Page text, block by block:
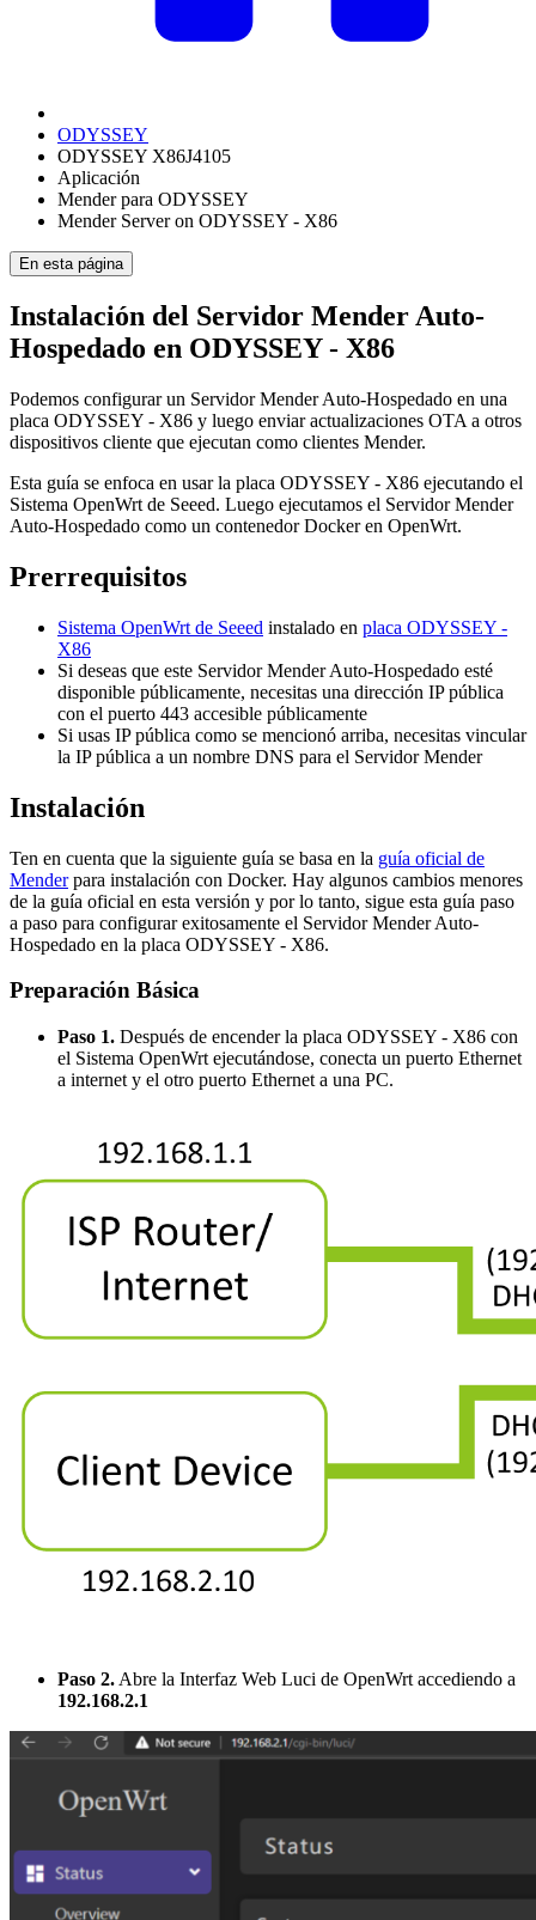
ODYSSEY
ODYSSEY X86J4105
Aplicación
Mender para ODYSSEY
Mender Server on ODYSSEY - X86
En esta página
Instalación del Servidor Mender Auto-
Hospedado en ODYSSEY - X86
Podemos configurar un Servidor Mender Auto-Hospedado en una
placa ODYSSEY - X86 y luego enviar actualizaciones OTA a otros
dispositivos cliente que ejecutan como clientes Mender.
Esta guía se enfoca en usar la placa ODYSSEY - X86 ejecutando el
Sistema OpenWrt de Seeed. Luego ejecutamos el Servidor Mender
Auto-Hospedado como un contenedor Docker en OpenWrt.
Prerrequisitos
Sistema OpenWrt de Seeed instalado en placa ODYSSEY -
X86
Si deseas que este Servidor Mender Auto-Hospedado esté
disponible públicamente, necesitas una dirección IP pública
con el puerto 443 accesible públicamente
Si usas IP pública como se mencionó arriba, necesitas vincular
la IP pública a un nombre DNS para el Servidor Mender
Instalación
Ten en cuenta que la siguiente guía se basa en la guía oficial de
Menderpara instalación con Docker. Hay algunos cambios menores
de la guía oficial en esta versión y por lo tanto, sigue esta guía paso
a paso para configurar exitosamente el Servidor Mender Auto-
Hospedado en la placa ODYSSEY - X86.
Preparación Básica
Paso 1. Después de encender la placa ODYSSEY - X86 con
el Sistema OpenWrt ejecutándose, conecta un puerto Ethernet
a internet y el otro puerto Ethernet a una PC.
Paso 2. Abre la Interfaz Web Luci de OpenWrt accediendo a
192.168.2.1